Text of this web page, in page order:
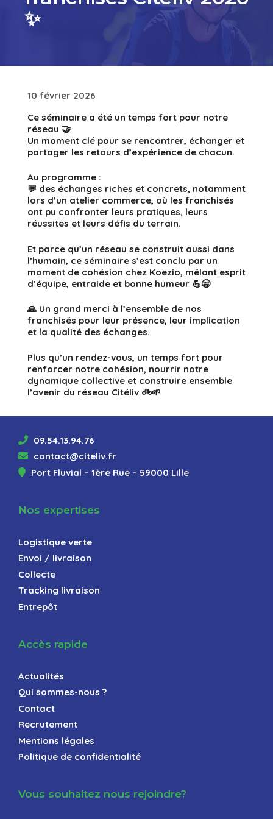
✨
10 février 2026
Ce séminaire a été un temps fort pour notre
réseau 🤝
Un moment clé pour se rencontrer, échanger et
partager les retours d’expérience de chacun.
Au programme :
💬 des échanges riches et concrets, notamment
lors d’un atelier commerce, où les franchisés
ont pu confronter leurs pratiques, leurs
réussites et leurs défis du terrain.
Et parce qu’un réseau se construit aussi dans
l’humain, ce séminaire s’est conclu par un
moment de cohésion chez Koezio, mêlant esprit
d’équipe, entraide et bonne humeur 💪😄
🙏 Un grand merci à l’ensemble de nos
franchisés pour leur présence, leur implication
et la qualité des échanges.
Plus qu’un rendez-vous, un temps fort pour
renforcer notre cohésion, nourrir notre
dynamique collective et construire ensemble
l’avenir du réseau Citéliv 🚲🌱
09.54.13.94.76
contact@citeliv.fr
Port Fluvial – 1ère Rue – 59000 Lille
Nos expertises
Logistique verte
Envoi / livraison
Collecte
Tracking livraison
Entrepôt
Accès rapide
Actualités
Qui sommes-nous ?
Contact
Recrutement
Mentions légales
Politique de confidentialité
Vous souhaitez nous rejoindre?